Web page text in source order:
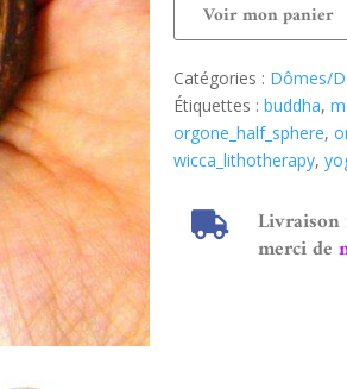
Voir mon panier
Catégories : Dômes/
Étiquettes : buddha,
orgone_half_sphere,
wicca_lithotherapy,
Livraison
merci de